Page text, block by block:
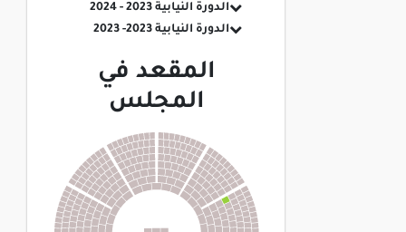
الدورة النيابية 2023 - 2024
الدورة النيابية 2023- 2023
المقعد في
المجلس